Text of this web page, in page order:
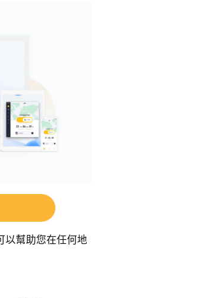
以幫助您在任何地